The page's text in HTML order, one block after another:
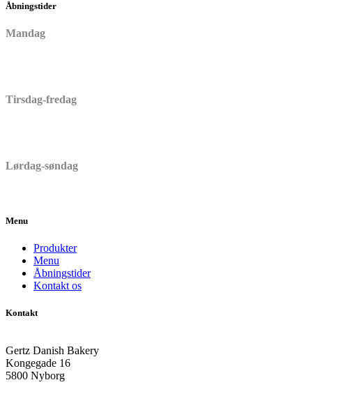
Åbningstider
Mandag
Tirsdag-fredag
Lørdag-søndag
Menu
Produkter
Menu
Åbningstider
Kontakt os
Kontakt
Gertz Danish Bakery
Kongegade 16
5800 Nyborg